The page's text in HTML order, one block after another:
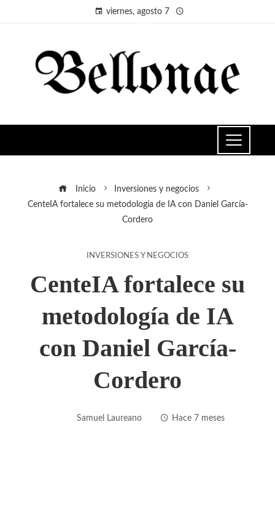
viernes, agosto 7
Inicio
Inversiones y negocios
CenteIA fortalece su metodología de IA con Daniel García-
Cordero
INVERSIONES Y NEGOCIOS
CenteIA fortalece su
metodología de IA
con Daniel García-
Cordero
Samuel Laureano Hace 7 meses